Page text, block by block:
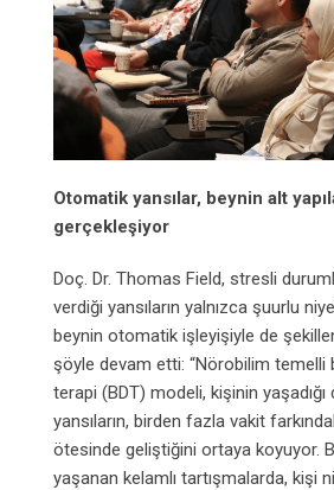
Otomatik yansılar, beynin alt
gerçekleşiyor
Doç. Dr. Thomas Field, stresli
verdiği yansıların yalnızca şuurlu
beynin otomatik işleyişiyle de
şöyle devam etti: “Nörobilim temelli
terapi (BDT) modeli, kişinin
yansıların, birden fazla vakit
ötesinde geliştiğini ortaya koyuyor.
yaşanan kelamlı tartışmalarda, kişi